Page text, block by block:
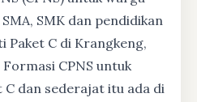
SMK dan pendidikan
Paket C di Krangkeng,
CPNS untuk
C dan sederajat itu ada di